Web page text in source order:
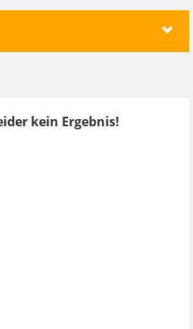
kein Ergebnis!